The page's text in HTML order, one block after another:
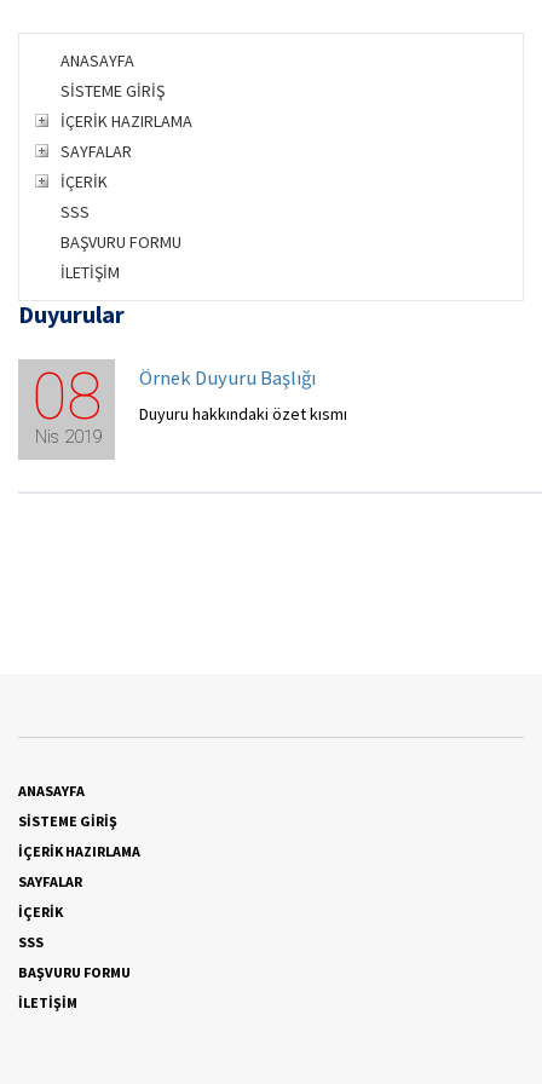
ANASAYFA
SİSTEME GİRİŞ
İÇERİK HAZIRLAMA
SAYFALAR
İÇERİK
SSS
BAŞVURU FORMU
İLETİŞİM
Duyurular
08
Nis 2019
Örnek Duyuru Başlığı
Duyuru hakkındaki özet kısmı
ANASAYFA
SİSTEME GİRİŞ
İÇERİK HAZIRLAMA
SAYFALAR
İÇERİK
SSS
BAŞVURU FORMU
İLETİŞİM